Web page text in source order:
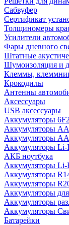
Сабвуфер
Сертификат
Толщиномеры
Усилители
Фары дневного
Штатные
Шумоизоляция и
Клеммы,
Крокодилы
Антенны
Аксессуары
USB аксессуары
Аккумуляторы
Аккумуляторы
Аккумуляторы
Аккумуляторы Li-
АКБ ноутбука
Аккумуляторы Li-
Аккумуляторы
Аккумуляторы
Аккумуляторы
Аккумуляторы
Аккумуляторы
Батарейки